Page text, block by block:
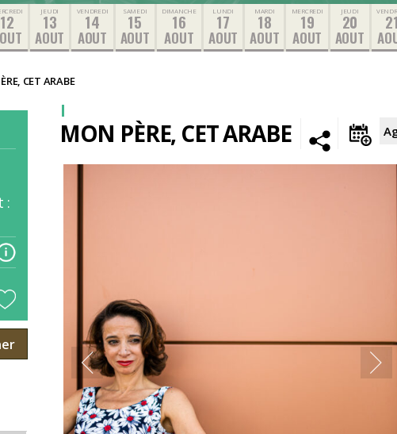
12 JEUDI
13
AOUT
VENDREDI
14
AOUT
SAMEDI
15
AOUT
DIMANCHE
16
AOUT
LUNDI
17
AOUT
MARDI
18
AOUT
MERCREDI
19
AOUT
JEUDI
20
AOUT
21
CET ARABE
:
MON PÈRE, CET ARABE